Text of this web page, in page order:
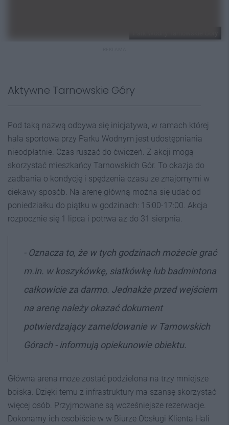
Aktywne Tarnowskie Góry
Pod taką nazwą odbywa się inicjatywa, w ramach której
hala sportowa przy Parku Wodnym jest udostępniania
nieodpłatnie. Czas ruszać do ćwiczeń. Z akcji mogą
skorzystać mieszkańcy Tarnowskich Gór. To okazja do
zadbania o kondycję i spędzenia czasu ze znajomymi w
ciekawy sposób. Na arenę główną można się udać od
poniedziałku do piątku w godzinach: 15:00-17:00. Akcja
rozpocznie się 1 lipca i potrwa aż do 31 sierpnia.
- Oznacza to, że w tych godzinach możecie grać
m.in. w koszykówkę, siatkówkę lub badmintona
całkowicie za darmo. Jednakże przed wejściem
na arenę należy okazać dokument
potwierdzający zameldowanie w Tarnowskich
Górach - informują opiekunowie obiektu.
Główna arena może zostać podzielona na trzy mniejsze
boiska. Dzięki temu z infrastruktury ma szansę skorzystać
więcej osób. Przyjmowane są wcześniejsze rezerwacje.
Dokonamy ich osobiście w w Biurze Obsługi Klienta Hali